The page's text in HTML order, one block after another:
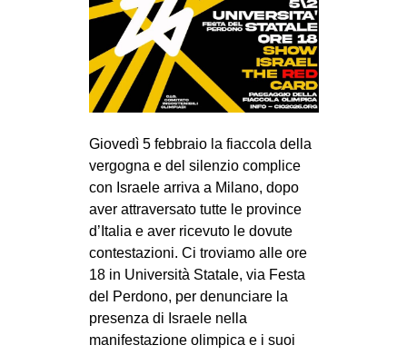
Giovedì 5 febbraio la fiaccola della
vergogna e del silenzio complice
con Israele arriva a Milano, dopo
aver attraversato tutte le province
d’Italia e aver ricevuto le dovute
contestazioni. Ci troviamo alle ore
18 in Università Statale, via Festa
del Perdono, per denunciare la
presenza di Israele nella
manifestazione olimpica e i suoi